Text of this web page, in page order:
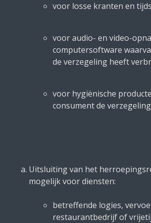
voor losse kranten en
voor audio- en video-
computersoftware
de verzegeling heeft
voor hygiënische
consument de
Uitsluiting van het
mogelijk voor diensten:
betreffende logies,
restaurantbedrijf of